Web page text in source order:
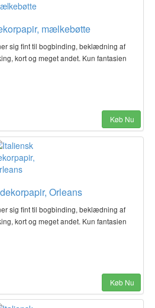
mælkebøtte
sig fint til bogbinding, beklædning af
kort og meget andet. Kun fantasien
Køb Nu
Orleans
sig fint til bogbinding, beklædning af
kort og meget andet. Kun fantasien
Køb Nu